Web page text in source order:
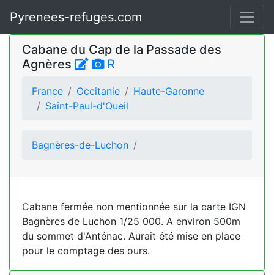
Pyrenees-refuges.com
Cabane du Cap de la Passade des
Agnères
R
France Occitanie
Haute-Garonne
Saint-Paul-d'Oueil
Bagnères-de-Luchon
Cabane fermée non mentionnée sur la carte IGN
Bagnères de Luchon 1/25 000. A environ 500m
du sommet d'Anténac. Aurait été mise en place
pour le comptage des ours.